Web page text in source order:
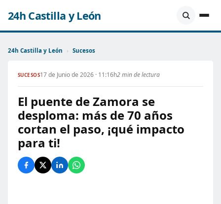
24h Castilla y León
24h Castilla y León › Sucesos
SUCESOS17 de Junio de 2026 · 11:16h2 min de lectura
El puente de Zamora se
desploma: más de 70 años
cortan el paso, ¡qué impacto
para ti!